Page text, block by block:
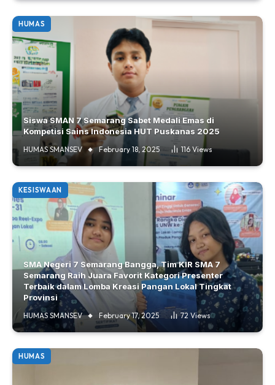
HUMAS
Siswa SMAN 7 Semarang Sabet Medali Emas di
Kompetisi Sains Indonesia HUT Puskanas 2025
HUMAS SMANSEV February 18, 2025 116 Views
KESISWAAN
SMA Negeri 7 Semarang Bangga, Tim KIR SMA 7
Semarang Raih Juara Favorit Kategori Presenter
Terbaik dalam Lomba Kreasi Pangan Lokal Tingkat
Provinsi
HUMAS SMANSEV February 17, 2025 72 Views
HUMAS